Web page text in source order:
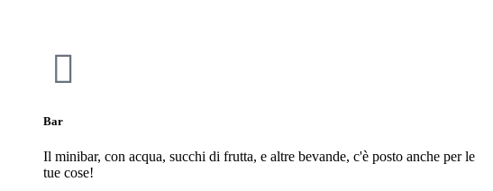
Bar
Il minibar, con acqua, succhi di frutta, e altre bevande, c'è posto anche per le
tue cose!